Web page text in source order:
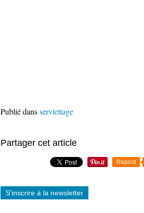
Publié dansserviettage
Partager cet article
Repost
S'inscrire à la newsletter